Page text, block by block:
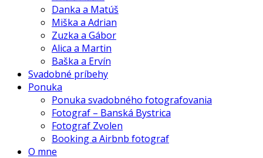
Danka a Matúš
Miška a Adrian
Zuzka a Gábor
Alica a Martin
Baška a Ervín
Svadobné príbehy
Ponuka
Ponuka svadobného fotografovania
Fotograf – Banská Bystrica
Fotograf Zvolen
Booking a Airbnb fotograf
O mne